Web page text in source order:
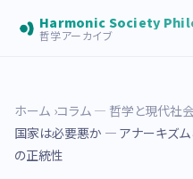
Harmonic Society
哲学アーカイブ
ホーム コラム — 哲学と現代社
国家は必要悪か — アナーキズム
の正統性